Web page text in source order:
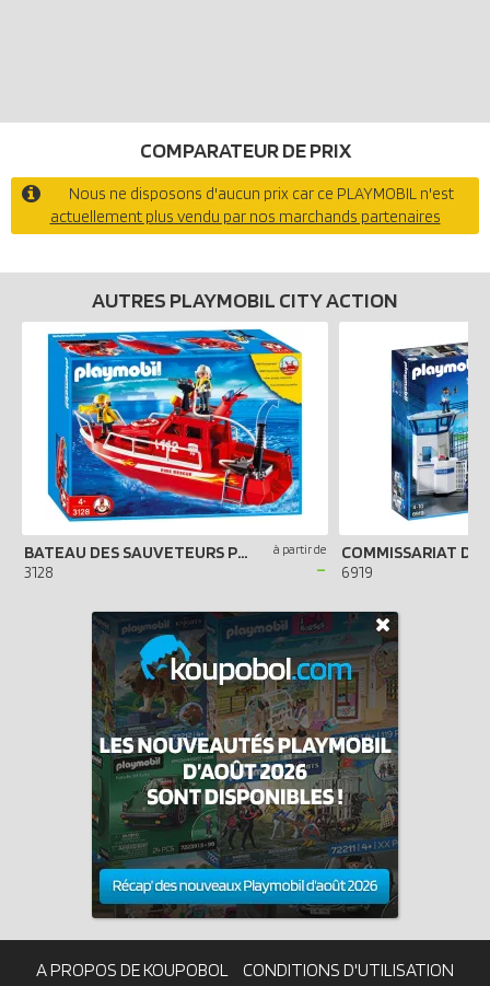
COMPARATEUR DE PRIX
Nous ne disposons d'aucun prix car ce PLAYMOBIL n'est
actuellement plus vendu par nos marchands partenaires
AUTRES PLAYMOBIL CITY ACTION
BATEAU DES SAUVETEURS POMPIERS
3128
à partir de
- 6919
A PROPOS DE KOUPOBOL CONDITIONS D'UTILISATION